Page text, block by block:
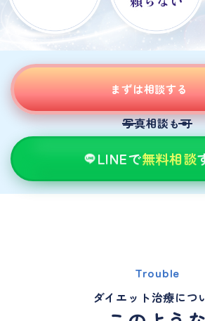
まずは相談する
写真相談も可
LINEで無料相談
Trouble
ダイエット治療につ